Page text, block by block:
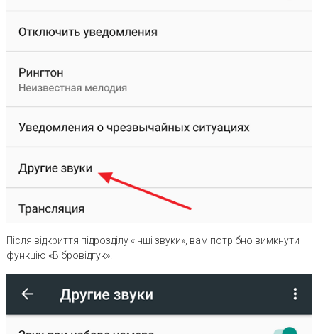
Після відкриття підрозділу «Інші звуки», вам потрібно вимкнути
функцію «Вібровідгук».